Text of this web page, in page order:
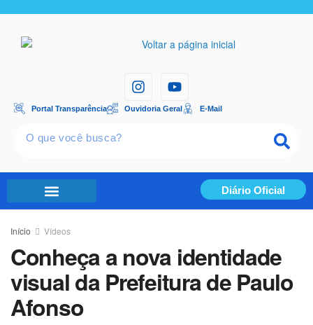
Portal Transparência Ouvidoria Geral E-Mail
Diário Oficial
Início Vídeos
Conheça a nova identidade
visual da Prefeitura de Paulo
Afonso